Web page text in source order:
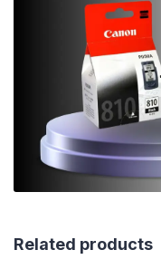
Related products